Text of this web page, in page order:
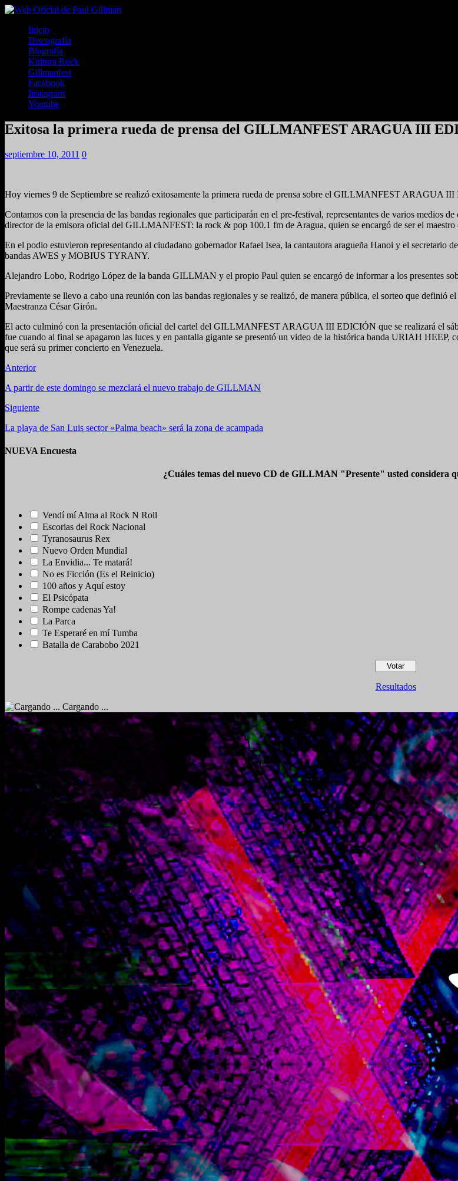
Inicio
Discografía
Biografía
Kultura Rock
Gillmanfest
Facebook
Instagram
Youtube
Exitosa la primera rueda de prensa del GILLMANFEST ARAGUA III
septiembre 10, 2011 0
Hoy viernes 9 de Septiembre se realizó exitosamente la primera rueda de prensa sobre el GILLMANFEST ARAGUA
Contamos con la presencia de las bandas regionales que participarán en el pre-festival, representantes de varios medios
director de la emisora oficial del GILLMANFEST: la rock & pop 100.1 fm de Aragua, quien se encargó de ser el
En el podio estuvieron representando al ciudadano gobernador Rafael Isea, la cantautora aragueña Hanoi y el secretario
bandas AWES y MOBIUS TYRANY.
Alejandro Lobo, Rodrigo López de la banda GILLMAN y el propio Paul quien se encargó de informar a los presentes
Previamente se llevo a cabo una reunión con las bandas regionales y se realizó, de manera pública, el sorteo que definió
Maestranza César Girón.
El acto culminó con la presentación oficial del cartel del GILLMANFEST ARAGUA III EDICIÓN que se realizará el
fue cuando al final se apagaron las luces y en pantalla gigante se presentó un video de la histórica banda URIAH HEEP,
que será su primer concierto en Venezuela.
Anterior
A partir de este domingo se mezclará el nuevo trabajo de GILLMAN
Siguiente
La playa de San Luis sector «Palma beach» será la zona de acampada
NUEVA Encuesta
¿Cuáles temas del nuevo CD de GILLMAN "Presente" usted considera
Vendí mí Alma al Rock N Roll
Escorias del Rock Nacional
Tyranosaurus Rex
Nuevo Orden Mundial
La Envidia... Te matará!
No es Ficción (Es el Reinicio)
100 años y Aquí estoy
El Psicópata
Rompe cadenas Ya!
La Parca
Te Esperaré en mí Tumba
Batalla de Carabobo 2021
Resultados
Cargando ...